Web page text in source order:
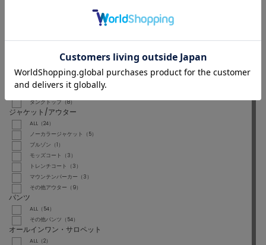
シャツ/ブラウス（38）
ニット/セーター（18）
ベスト（13）
カーディガン/ボレロ（19）
タンクトップ（8）
ジャケット/アウター
ALL（24）
ノーカラージャケット（5）
ブルゾン（1）
モッズコート（3）
トレンチコート（3）
マウンテンパーカー（3）
その他アウター（9）
パンツ
ALL（54）
その他パンツ（54）
オールインワン・サロペット
ALL（2）